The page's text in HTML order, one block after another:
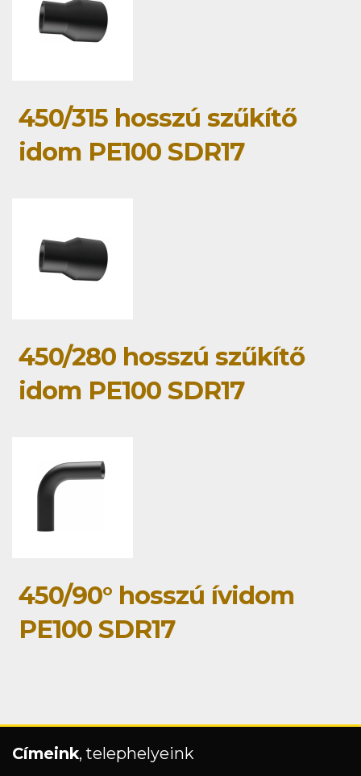
450/315 hosszú szűkítő
idom PE100 SDR17
450/280 hosszú szűkítő
idom PE100 SDR17
450/90° hosszú ívidom
PE100 SDR17
Címeink, telephelyeink